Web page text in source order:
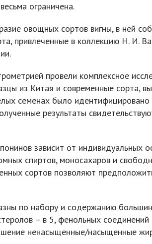
ограничена.
овощных сортов вигны, в ней
привлеченные в коллекцию Н. И.
провели комплексное
из Китая и современные сорта,
семенах было
результаты
зависит от индивидуальных
спиртов, моносахаров и
сортов позволяют
по набору и содержанию
– в 5, фенольных соединений
ненасыщенные/насыщенные